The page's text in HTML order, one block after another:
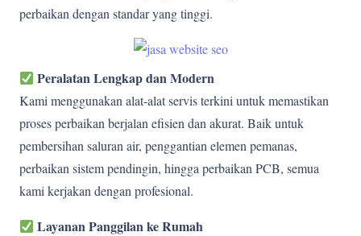
perbaikan dengan standar yang tinggi.
Peralatan Lengkap dan Modern
Kami menggunakan alat-alat servis terkini untuk memastikan
proses perbaikan berjalan efisien dan akurat. Baik untuk
pembersihan saluran air, penggantian elemen pemanas,
perbaikan sistem pendingin, hingga perbaikan PCB, semua
kami kerjakan dengan profesional.
Layanan Panggilan ke Rumah